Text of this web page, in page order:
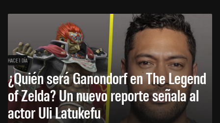
HACE 1 DÍA
¿Quién será Ganondorf en The Legend
of Zelda? Un nuevo reporte señala al
actor Uli Latukefu